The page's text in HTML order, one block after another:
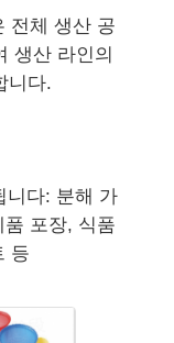
전체 생산 공
생산 라인의
니다.
니다: 분해 가
포장, 식품
등